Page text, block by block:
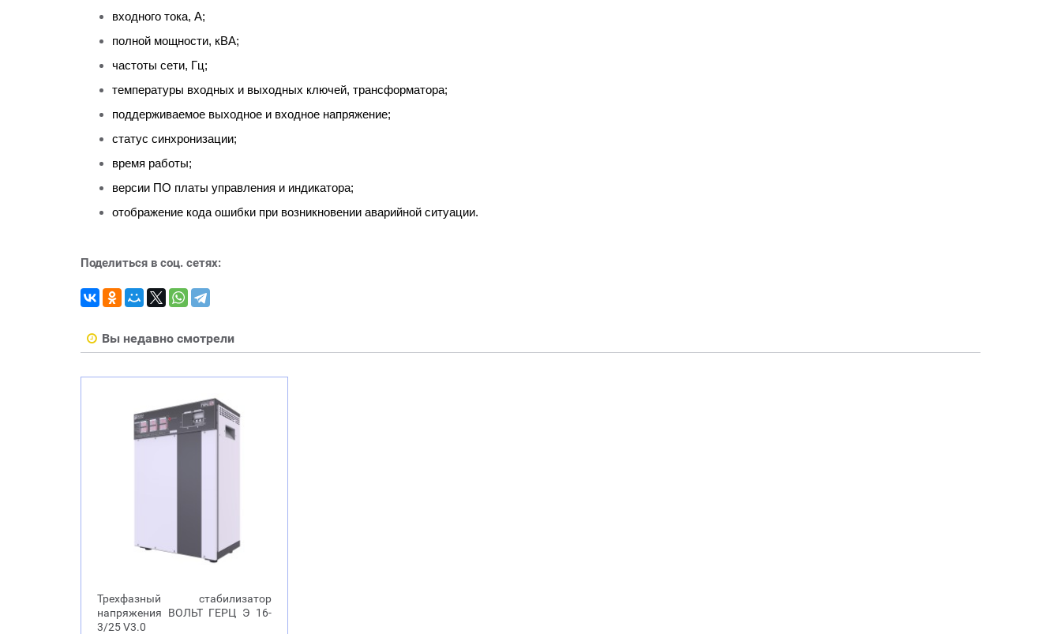
входного тока, А;
полной мощности, кВА;
частоты сети, Гц;
температуры входных и выходных ключей, трансформатора;
поддерживаемое выходное и входное напряжение;
статус синхронизации;
время работы;
версии ПО платы управления и индикатора;
отображение кода ошибки при возникновении аварийной ситуации.
Поделиться в соц. сетях:
Вы недавно смотрели
Трехфазный стабилизатор
напряжения ВОЛЬТ ГЕРЦ Э 16-
3/25 V3.0